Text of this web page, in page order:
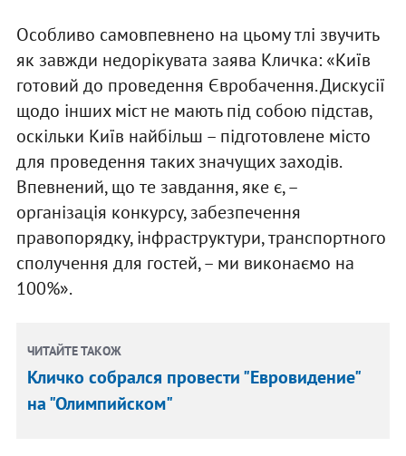
Особливо самовпевнено на цьому тлі звучить
як завжди недорікувата заява Кличка: «Київ
готовий до проведення Євробачення. Дискусії
щодо інших міст не мають під собою підстав,
оскільки Київ найбільш – підготовлене місто
для проведення таких значущих заходів.
Впевнений, що те завдання, яке є, –
організація конкурсу, забезпечення
правопорядку, інфраструктури, транспортного
сполучення для гостей, – ми виконаємо на
100%».
ЧИТАЙТЕ ТАКОЖ
Кличко собрался провести "Евровидение"
на "Олимпийском"